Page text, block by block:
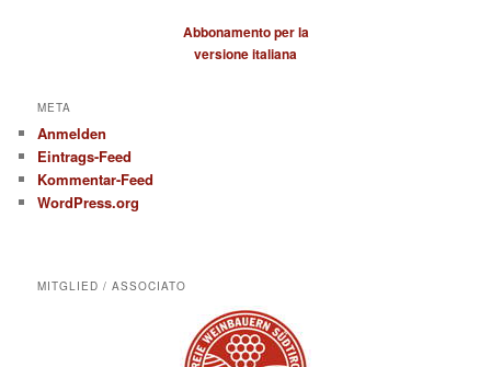
Abbonamento per la
versione italiana
META
Anmelden
Eintrags-Feed
Kommentar-Feed
WordPress.org
MITGLIED / ASSOCIATO